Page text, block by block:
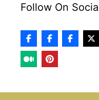
Follow On